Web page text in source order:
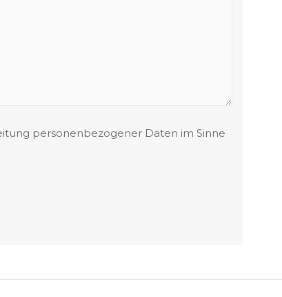
personenbezogener Daten im Sinne